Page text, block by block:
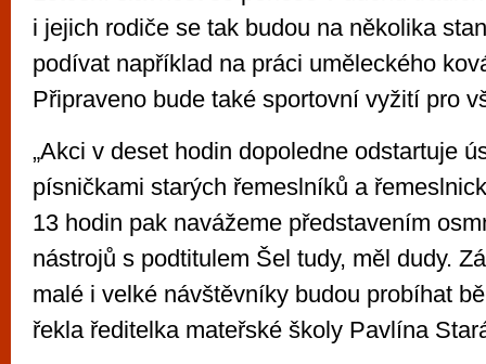
i jejich rodiče se tak budou na několika
podívat například na práci uměleckého
Připraveno bude také sportovní vyžití pro
„Akci v deset hodin dopoledne odstartuje
písničkami starých řemeslníků a
13 hodin pak navážeme představením
nástrojů s podtitulem Šel tudy, měl dudy.
malé i velké návštěvníky budou probíhat
řekla ředitelka mateřské školy Pavlína